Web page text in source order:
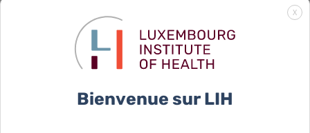
pharmaceutique
pour renforcer
la recherche
au LIH
prochaine
génération de
translationnels
X
Bienvenue sur LIH